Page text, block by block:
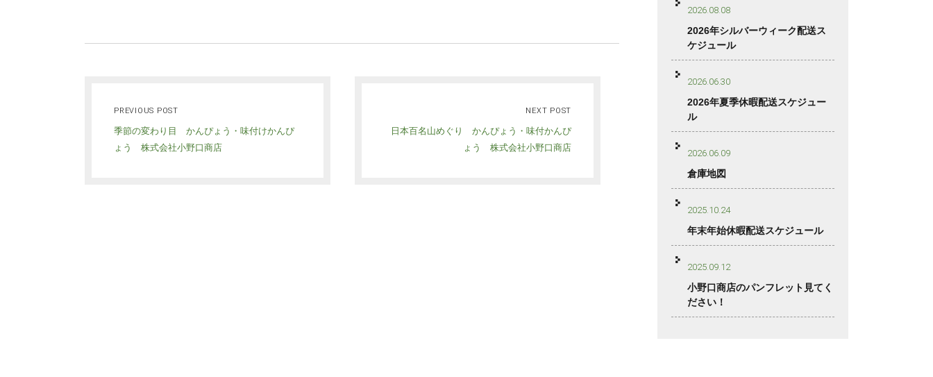
PREVIOUS POST
季節の変わり目 かんぴょう・味付けかんぴ
ょう 株式会社小野口商店
NEXT POST
日本百名山めぐり かんぴょう・味付かんぴ
ょう 株式会社小野口商店
2026.08.08
2026年シルバーウィーク配送ス
ケジュール
2026.06.30
2026年夏季休暇配送スケジュー
ル
2026.06.09
倉庫地図
2025.10.24
年末年始休暇配送スケジュール
2025.09.12
小野口商店のパンフレット見てく
ださい！